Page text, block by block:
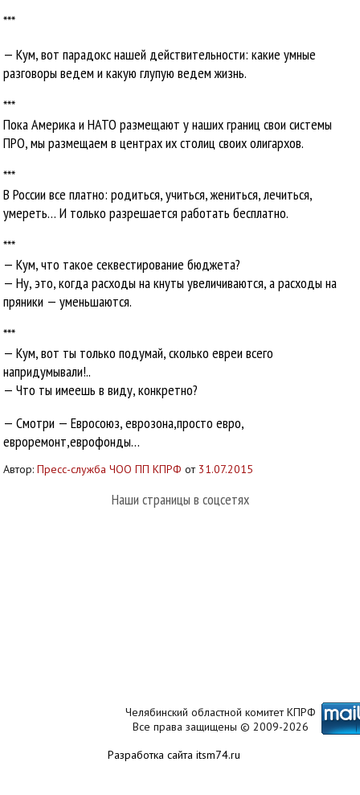
***
— Кум, вот парадокс нашей действительности: какие умные
разговоры ведем и какую глупую ведем жизнь.
***
Пока Америка и НАТО размещают у наших границ свои системы
ПРО, мы размещаем в центрах их столиц своих олигархов.
***
В России все платно: родиться, учиться, жениться, лечиться,
умереть… И только разрешается работать бесплатно.
***
— Кум, что такое секвестирование бюджета?
— Ну, это, когда расходы на кнуты увеличиваются, а расходы на
пряники — уменьшаются.
***
— Кум, вот ты только подумай, сколько евреи всего
напридумывали!..
— Что ты имеешь в виду, конкретно?
— Смотри — Евросоюз, еврозона,просто евро,
евроремонт,еврофонды…
Автор:Пресс-служба ЧОО ПП КПРФ от 31.07.2015
Наши страницы в соцсетях
Челябинский областной комитет КПРФ
Все права защищены © 2009-2026
Разработка сайта itsm74.ru